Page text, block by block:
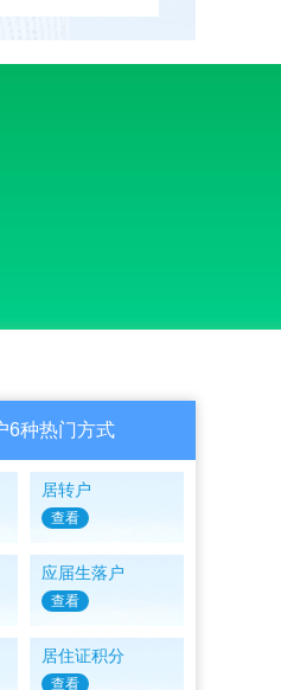
6种热门方式
居转户
查看
应届生落户
查看
居住证积分
查看